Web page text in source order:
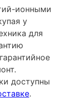
ионными
у
для
доступны
.